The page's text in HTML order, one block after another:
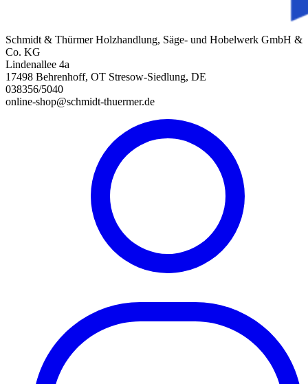
Schmidt & Thürmer Holzhandlung, Säge- und Hobelwerk GmbH &
Co. KG
Lindenallee 4a
17498 Behrenhoff, OT Stresow-Siedlung, DE
038356/5040
online-shop@schmidt-thuermer.de